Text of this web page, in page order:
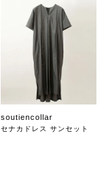
soutiencollar
セナカドレス サンセット